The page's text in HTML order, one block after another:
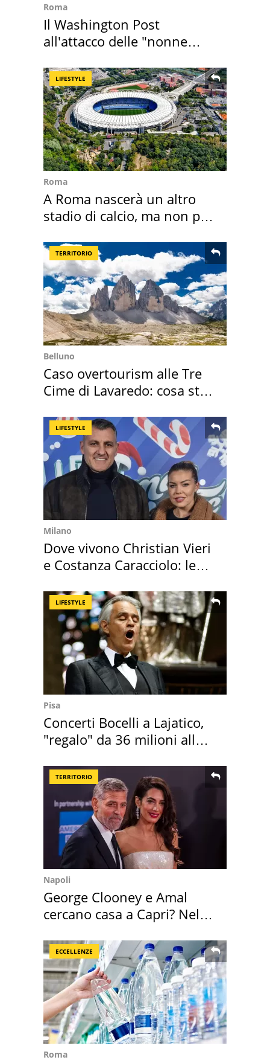
Roma
Il Washington Post
all'attacco delle "nonne
LIFESTYLE
Roma
A Roma nascerà un altro
stadio di calcio, ma non per
TERRITORIO
Belluno
Caso overtourism alle Tre
Cime di Lavaredo: cosa sta
LIFESTYLE
Milano
Dove vivono Christian Vieri
e Costanza Caracciolo: le
LIFESTYLE
Pisa
Concerti Bocelli a Lajatico,
"regalo" da 36 milioni alla
TERRITORIO
Napoli
George Clooney e Amal
cercano casa a Capri? Nel
ECCELLENZE
Roma